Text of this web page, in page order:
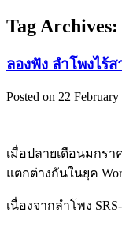
Tag Archives:
ลองฟัง ลำโพงไร้
Posted on 22 February
เมื่อปลายเดือนมกรา
แตกต่างกันในยุค
เนื่องจากลำโพง